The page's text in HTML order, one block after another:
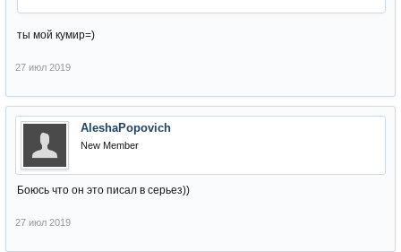
ты мой кумир=)
27 июл 2019
AleshaPopovich
New Member
Боюсь что он это писал в серьез))
27 июл 2019